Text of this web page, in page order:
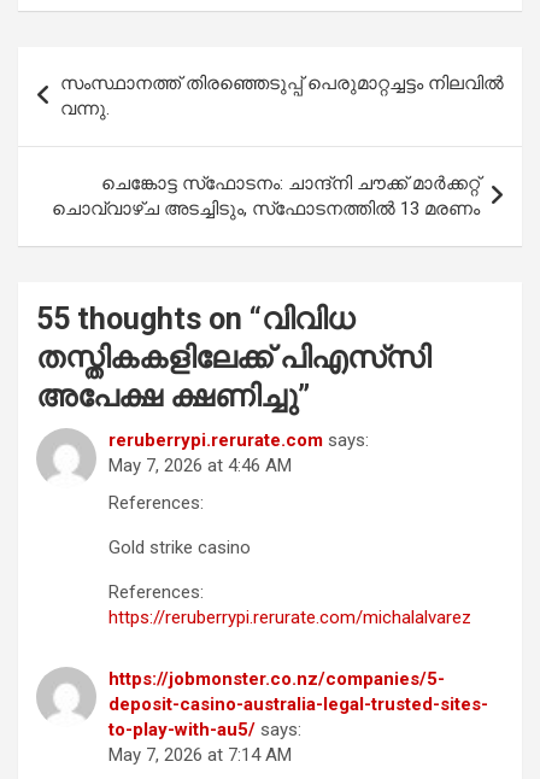
ce
o
o
at
A
p
p
tt ail ar
navigation
സംസ്ഥാനത്ത് തിരഞ്ഞെടുപ്പ് പെരുമാറ്റച്ചട്ടം നിലവിൽ
വന്നു.
ചെങ്കോട്ട സ്‌ഫോടനം: ചാന്ദ്നി ചൗക്ക് മാര്‍ക്കറ്റ്
ചൊവ്വാഴ്ച അടച്ചിടും, സ്‌ഫോടനത്തില്‍ 13 മരണം
55 thoughts on “വിവിധ
തസ്തികകളിലേക്ക് പിഎസ്‌സി
അപേക്ഷ ക്ഷണിച്ചു”
reruberrypi.rerurate.com says:
May 7, 2026 at 4:46 AM
References:
Gold strike casino
References:
https://reruberrypi.rerurate.com/michalalvarez
https://jobmonster.co.nz/companies/5-
deposit-casino-australia-legal-trusted-sites-
to-play-with-au5/ says:
May 7, 2026 at 7:14 AM